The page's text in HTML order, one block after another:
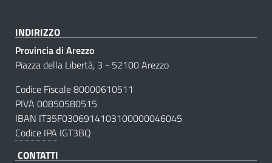
INDIRIZZO
Provincia di Arezzo
Piazza della Libertà, 3 - 52100 Arezzo
Codice Fiscale 80000610511
PIVA 00850580515
IBAN IT35F0306914103100000046045
Codice IPA IGT3BQ
CONTATTI